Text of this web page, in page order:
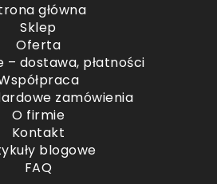
główna
Sklep
Oferta
– dostawa, płatności
zamówienia
O firmie
Kontakt
blogowe
FAQ